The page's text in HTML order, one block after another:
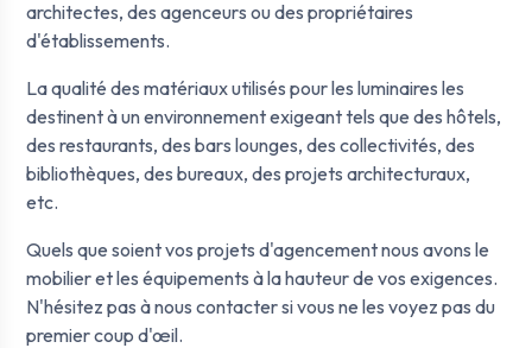
architectes, des agenceurs ou des propriétaires
d'établissements.
La qualité des matériaux utilisés pour les luminaires les
destinent à un environnement exigeant tels que des hôtels,
des restaurants, des bars lounges, des collectivités, des
bibliothèques, des bureaux, des projets architecturaux,
etc.
Quels que soient vos projets d'agencement nous avons le
mobilier et les équipements à la hauteur de vos exigences.
N'hésitez pas à nous contacter si vous ne les voyez pas du
premier coup d'œil.